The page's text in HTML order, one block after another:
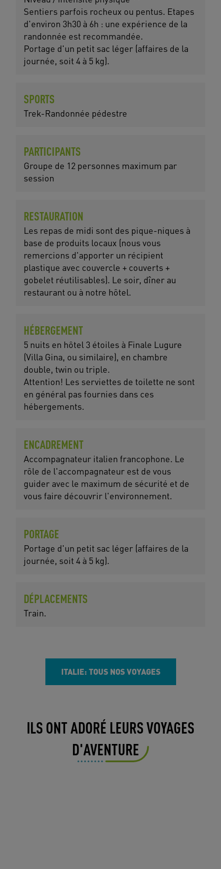
Sentiers parfois rocheux ou pentus. Etapes
d'environ 3h30 à 6h : une expérience de la
randonnée est recommandée.
Portage d'un petit sac léger (affaires de la
journée, soit 4 à 5 kg).
SPORTS
Trek-Randonnée pédestre
PARTICIPANTS
Groupe de 12 personnes maximum par
session
RESTAURATION
Les repas de midi sont des pique-niques à
base de produits locaux (nous vous
remercions d'apporter un récipient
plastique avec couvercle + couverts +
gobelet réutilisables). Le soir, dîner au
restaurant ou à notre hôtel.
HÉBERGEMENT
5 nuits en hôtel 3 étoiles à Finale Lugure
(Villa Gina, ou similaire), en chambre
double, twin ou triple.
Attention! Les serviettes de toilette ne sont
en général pas fournies dans ces
hébergements.
ENCADREMENT
Accompagnateur italien francophone. Le
rôle de l'accompagnateur est de vous
guider avec le maximum de sécurité et de
vous faire découvrir l'environnement.
PORTAGE
Portage d'un petit sac léger (affaires de la
journée, soit 4 à 5 kg).
DÉPLACEMENTS
Train.
ITALIE: TOUS NOS VOYAGES
ILS ONT ADORÉ LEURS VOYAGES
D'AVENTURE